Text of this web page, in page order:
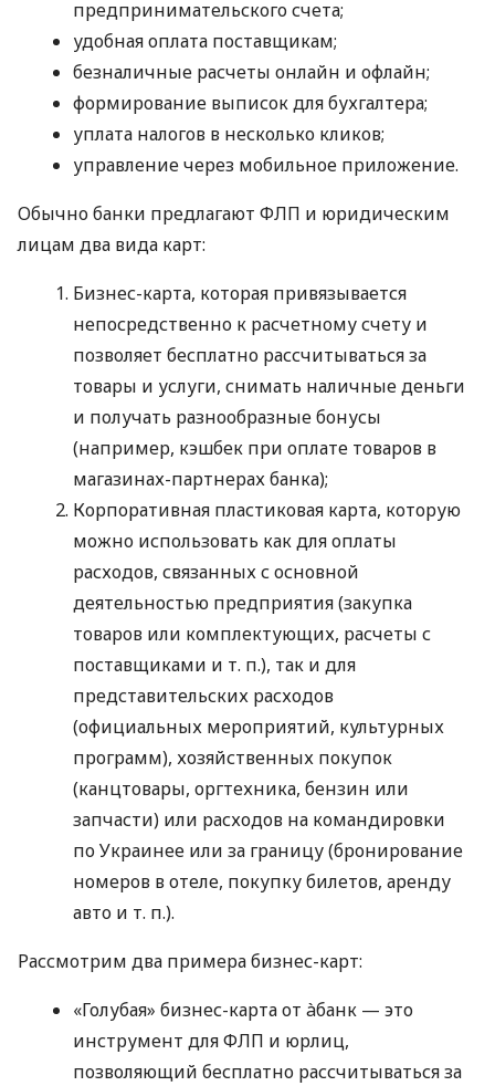
предпринимательского счета;
удобная оплата поставщикам;
безналичные расчеты онлайн и офлайн;
формирование выписок для бухгалтера;
уплата налогов в несколько кликов;
управление через мобильное приложение.
Обычно банки предлагают ФЛП и юридическим
лицам два вида карт:
Бизнес-карта, которая привязывается
непосредственно к расчетному счету и
позволяет бесплатно рассчитываться за
товары и услуги, снимать наличные деньги
и получать разнообразные бонусы
(например, кэшбек при оплате товаров в
магазинах-партнерах банка);
Корпоративная пластиковая карта, которую
можно использовать как для оплаты
расходов, связанных с основной
деятельностью предприятия (закупка
товаров или комплектующих, расчеты с
поставщиками и т. п.), так и для
представительских расходов
(официальных мероприятий, культурных
программ), хозяйственных покупок
(канцтовары, оргтехника, бензин или
запчасти) или расходов на командировки
по Украинее или за границу (бронирование
номеров в отеле, покупку билетов, аренду
авто и т. п.).
Рассмотрим два примера бизнес-карт:
«Голубая» бизнес-карта от àбанк — это
инструмент для ФЛП и юрлиц,
позволяющий бесплатно рассчитываться за